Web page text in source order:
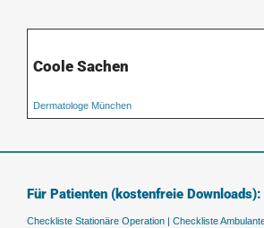
Coole Sachen
Dermatologe München
Für Patienten (kostenfreie Downloads):
Checkliste Stationäre Operation | Checkliste